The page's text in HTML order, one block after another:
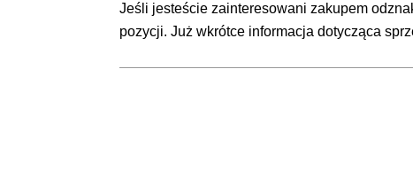
Jeśli jesteście zainteresowani zakupem
pozycji. Już wkrótce informacja dotycząca